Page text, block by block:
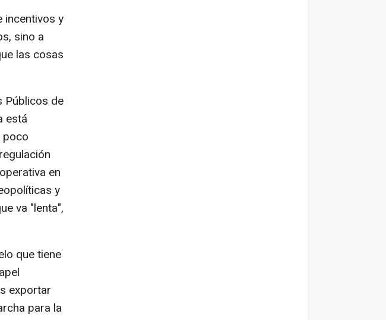
incentivos y
sino a
las cosas
Públicos de
está
poco
en
y
va "lenta",
que tiene
exportar
para la